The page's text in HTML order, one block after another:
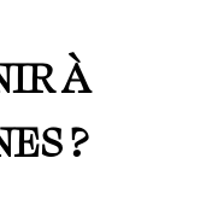
À
?